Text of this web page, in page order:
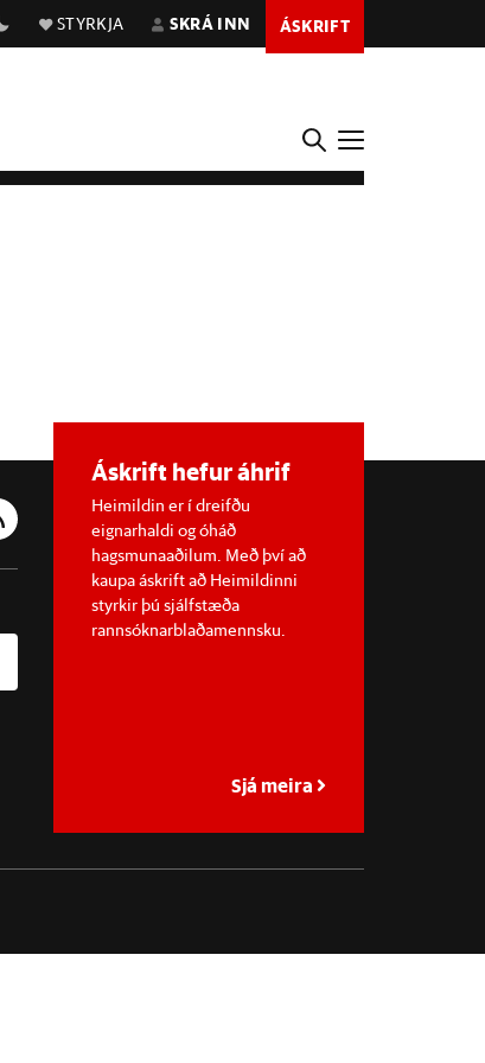
STYRKJA SKRÁ INN ÁSKRIFT
Áskrift hefur áhrif
Heimildin er í dreifðu
eignarhaldi og óháð
hagsmunaaðilum. Með því að
kaupa áskrift að Heimildinni
styrkir þú sjálfstæða
rannsóknarblaðamennsku.
Sjá meira